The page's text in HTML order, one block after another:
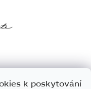
k poskytování